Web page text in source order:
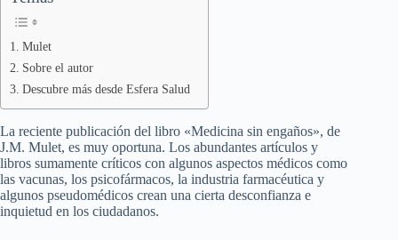
Mulet
Sobre el autor
Descubre más desde Esfera Salud
La reciente publicación del libro «Medicina sin engaños», de
J.M. Mulet, es muy oportuna. Los abundantes artículos y
libros sumamente críticos con algunos aspectos médicos como
las vacunas, los psicofármacos, la industria farmacéutica y
algunos pseudomédicos crean una cierta desconfianza e
inquietud en los ciudadanos.